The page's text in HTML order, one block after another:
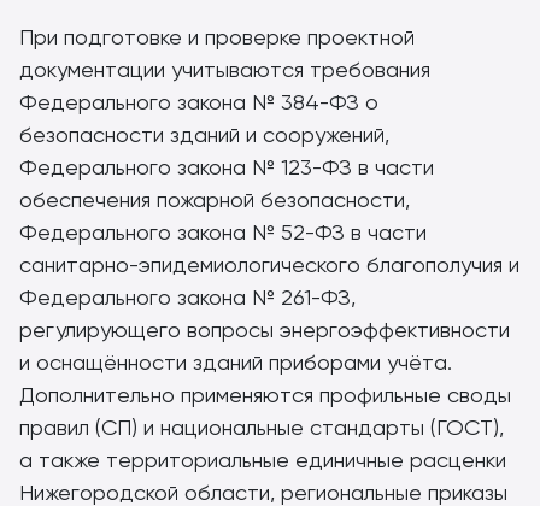
При подготовке и проверке проектной
документации учитываются требования
Федерального закона № 384-ФЗ о
безопасности зданий и сооружений,
Федерального закона № 123-ФЗ в части
обеспечения пожарной безопасности,
Федерального закона № 52-ФЗ в части
санитарно-эпидемиологического благополучия и
Федерального закона № 261-ФЗ,
регулирующего вопросы энергоэффективности
и оснащённости зданий приборами учёта.
Дополнительно применяются профильные своды
правил (СП) и национальные стандарты (ГОСТ),
а также территориальные единичные расценки
Нижегородской области, региональные приказы